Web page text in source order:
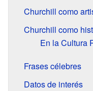
Churchill como
Churchill como
En la Cultura
Frases célebres
Datos de interés